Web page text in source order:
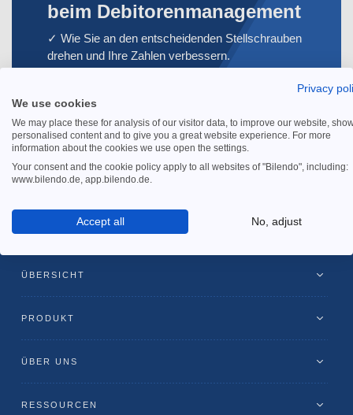
beim Debitorenmanagement
✓ Wie Sie an den entscheidenden Stellschrauben
drehen und Ihre Zahlen verbessern.
Kostenfreien Guide sichern
ÜBERSICHT
PRODUKT
ÜBER UNS
RESSOURCEN
Privacy
We use cookies
We may place these for analysis of our visitor data, to improve our website,
personalised content and to give you a great website experience. For more
information about the cookies we use open the settings.
Your consent and the cookie policy apply to all websites of "Bilendo", including:
www.bilendo.de, app.bilendo.de.
Accept all No, adjust